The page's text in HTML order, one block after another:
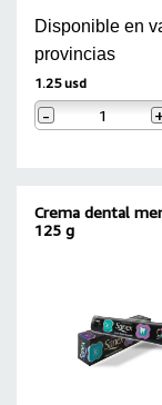
Disponible en
provincias
1.25 usd
-
Crema dental
125 g